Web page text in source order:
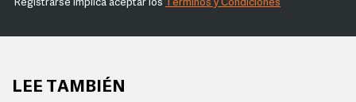
Registrarse implica aceptar los Términos y Condiciones
LEE TAMBIÉN